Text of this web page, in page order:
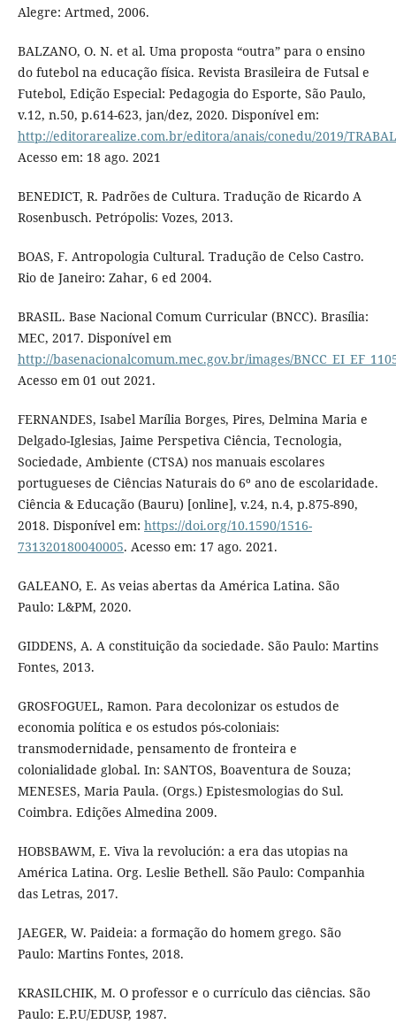
Alegre: Artmed, 2006.
BALZANO, O. N. et al. Uma proposta “outra” para o ensino
do futebol na educação física. Revista Brasileira de Futsal e
Futebol, Edição Especial: Pedagogia do Esporte, São Paulo,
v.12, n.50, p.614-623, jan/dez, 2020. Disponível em:
http://editorarealize.com.br/editora/anais/conedu/2019/
Acesso em: 18 ago. 2021
BENEDICT, R. Padrões de Cultura. Tradução de Ricardo A
Rosenbusch. Petrópolis: Vozes, 2013.
BOAS, F. Antropologia Cultural. Tradução de Celso Castro.
Rio de Janeiro: Zahar, 6 ed 2004.
BRASIL. Base Nacional Comum Curricular (BNCC). Brasília:
MEC, 2017. Disponível em
http://basenacionalcomum.mec.gov.br/images/
Acesso em 01 out 2021.
FERNANDES, Isabel Marília Borges, Pires, Delmina Maria e
Delgado-Iglesias, Jaime Perspetiva Ciência, Tecnologia,
Sociedade, Ambiente (CTSA) nos manuais escolares
portugueses de Ciências Naturais do 6º ano de escolaridade.
Ciência & Educação (Bauru) [online], v.24, n.4, p.875-890,
2018. Disponível em: https://doi.org/10.1590/1516-
731320180040005. Acesso em: 17 ago. 2021.
GALEANO, E. As veias abertas da América Latina. São
Paulo: L&PM, 2020.
GIDDENS, A. A constituição da sociedade. São Paulo: Martins
Fontes, 2013.
GROSFOGUEL, Ramon. Para decolonizar os estudos de
economia política e os estudos pós-coloniais:
transmodernidade, pensamento de fronteira e
colonialidade global. In: SANTOS, Boaventura de Souza;
MENESES, Maria Paula. (Orgs.) Epistesmologias do Sul.
Coimbra. Edições Almedina 2009.
HOBSBAWM, E. Viva la revolución: a era das utopias na
América Latina. Org. Leslie Bethell. São Paulo: Companhia
das Letras, 2017.
JAEGER, W. Paideia: a formação do homem grego. São
Paulo: Martins Fontes, 2018.
KRASILCHIK, M. O professor e o currículo das ciências. São
Paulo: E.P.U/EDUSP, 1987.